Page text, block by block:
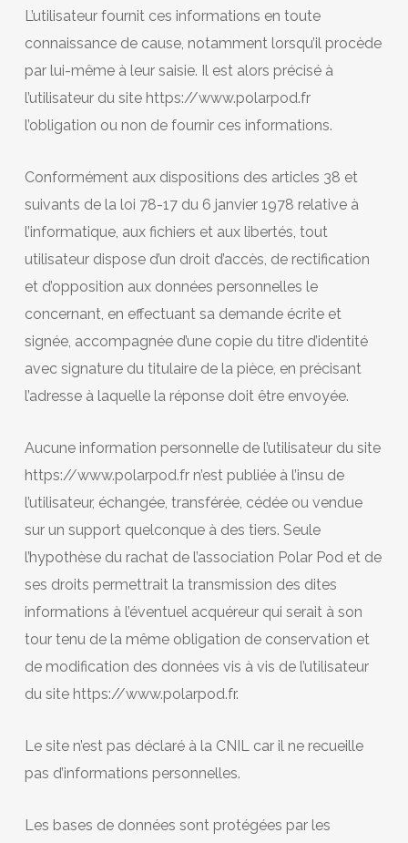
L’utilisateur fournit ces informations en toute
connaissance de cause, notamment lorsqu’il procède
par lui-même à leur saisie. Il est alors précisé à
l’utilisateur du site https://www.polarpod.fr
l’obligation ou non de fournir ces informations.
Conformément aux dispositions des articles 38 et
suivants de la loi 78-17 du 6 janvier 1978 relative à
l’informatique, aux fichiers et aux libertés, tout
utilisateur dispose d’un droit d’accès, de rectification
et d’opposition aux données personnelles le
concernant, en effectuant sa demande écrite et
signée, accompagnée d’une copie du titre d’identité
avec signature du titulaire de la pièce, en précisant
l’adresse à laquelle la réponse doit être envoyée.
Aucune information personnelle de l’utilisateur du site
https://www.polarpod.fr n’est publiée à l’insu de
l’utilisateur, échangée, transférée, cédée ou vendue
sur un support quelconque à des tiers. Seule
l’hypothèse du rachat de l’association Polar Pod et de
ses droits permettrait la transmission des dites
informations à l’éventuel acquéreur qui serait à son
tour tenu de la même obligation de conservation et
de modification des données vis à vis de l’utilisateur
du site https://www.polarpod.fr.
Le site n’est pas déclaré à la CNIL car il ne recueille
pas d’informations personnelles.
Les bases de données sont protégées par les